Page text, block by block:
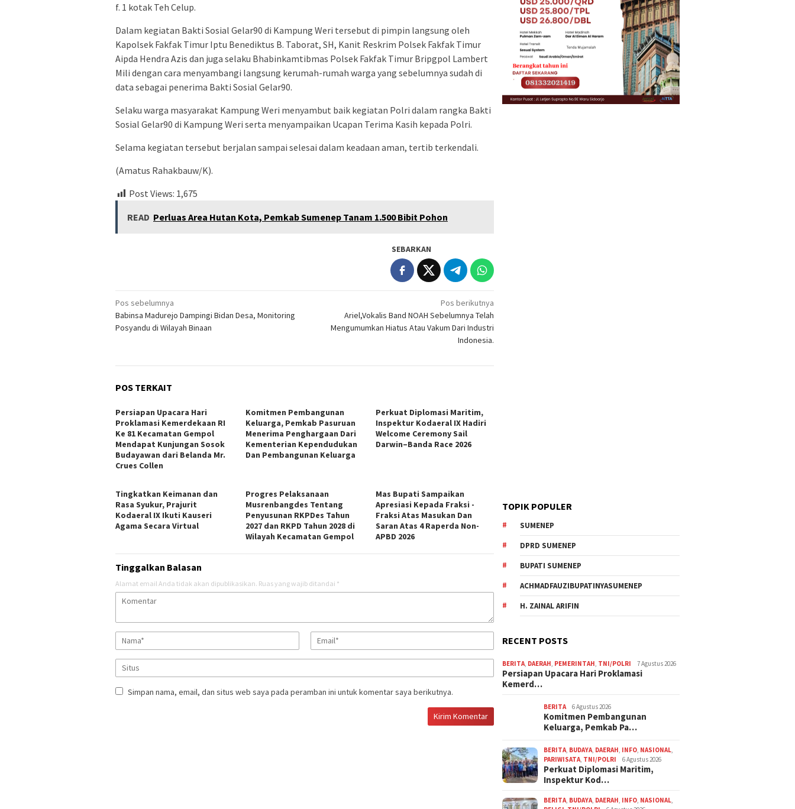
f. 1 kotak Teh Celup.
Dalam kegiatan Bakti Sosial Gelar90 di Kampung Weri tersebut di pimpin langsung oleh
Kapolsek Fakfak Timur Iptu Benediktus B. Taborat, SH, Kanit Reskrim Polsek Fakfak Timur
Aipda Hendra Azis dan juga selaku Bhabinkamtibmas Polsek Fakfak Timur Bripgpol Lambert
Mili dengan cara menyambangi langsung kerumah-rumah warga yang sebelumnya sudah di
data sebagai penerima Bakti Sosial Gelar90.
Selaku warga masyarakat Kampung Weri menyambut baik kegiatan Polri dalam rangka Bakti
Sosial Gelar90 di Kampung Weri serta menyampaikan Ucapan Terima Kasih kepada Polri.
Selama kegiatan tersebut berjalan sampai selesai dalam keadaan aman, tertib terkendali.
(Amatus Rahakbauw/K).
Post Views: 1,675
READ Perluas Area Hutan Kota, Pemkab Sumenep Tanam 1.500 Bibit Pohon
SEBARKAN
Navigasi
pos
Pos sebelumnya
Babinsa Madurejo Dampingi Bidan Desa, Monitoring
Posyandu di Wilayah Binaan
Pos berikutnya
Ariel,Vokalis Band NOAH Sebelumnya Telah
Mengumumkan Hiatus Atau Vakum Dari Industri
Indonesia.
POS TERKAIT
Persiapan Upacara Hari
Proklamasi Kemerdekaan RI
Ke 81 Kecamatan Gempol
Mendapat Kunjungan Sosok
Budayawan dari Belanda Mr.
Crues Collen
Komitmen Pembangunan
Keluarga, Pemkab Pasuruan
Menerima Penghargaan Dari
Kementerian Kependudukan
Dan Pembangunan Keluarga
Perkuat Diplomasi Maritim,
Inspektur Kodaeral IX Hadiri
Welcome Ceremony Sail
Darwin–Banda Race 2026
Tingkatkan Keimanan dan
Rasa Syukur, Prajurit
Kodaeral IX Ikuti Kauseri
Agama Secara Virtual
Progres Pelaksanaan
Musrenbangdes Tentang
Penyusunan RKPDes Tahun
2027 dan RKPD Tahun 2028 di
Wilayah Kecamatan Gempol
Mas Bupati Sampaikan
Apresiasi Kepada Fraksi -
Fraksi Atas Masukan Dan
Saran Atas 4 Raperda Non-
APBD 2026
Tinggalkan Balasan
Alamat email Anda tidak akan dipublikasikan. Ruas yang wajib ditandai *
Simpan nama, email, dan situs web saya pada peramban ini untuk komentar saya berikutnya.
TOPIK POPULER
SUMENEP
DPRD SUMENEP
BUPATI SUMENEP
ACHMADFAUZIBUPATINYASUMENEP
H. ZAINAL ARIFIN
RECENT POSTS
BERITA, DAERAH, PEMERINTAH, TNI/POLRI 7 Agustus 2026
Persiapan Upacara Hari Proklamasi
Kemerd…
BERITA 6 Agustus 2026
Komitmen Pembangunan
Keluarga, Pemkab Pa…
BERITA, BUDAYA, DAERAH, INFO, NASIONAL,
PARIWISATA, TNI/POLRI 6 Agustus 2026
Perkuat Diplomasi Maritim,
Inspektur Kod…
BERITA, BUDAYA, DAERAH, INFO, NASIONAL,